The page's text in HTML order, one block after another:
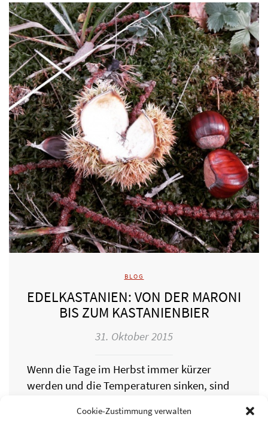
Cookie-Zustimmung verwalten
BLOG
EDELKASTANIEN: VON DER MARONI
BIS ZUM KASTANIENBIER
31. Oktober 2015
Wenn die Tage im Herbst immer kürzer
werden und die Temperaturen sinken, sind
gerösteten Edelkastanien ein gern gesehener